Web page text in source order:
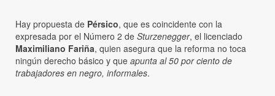
Hay propuesta de Pérsico, que es coincidente con la
expresada por el Número 2 de Sturzenegger, el licenciado
Maximiliano Fariña, quien asegura que la reforma no toca
ningún derecho básico y que apunta al 50 por ciento de
trabajadores en negro, informales.